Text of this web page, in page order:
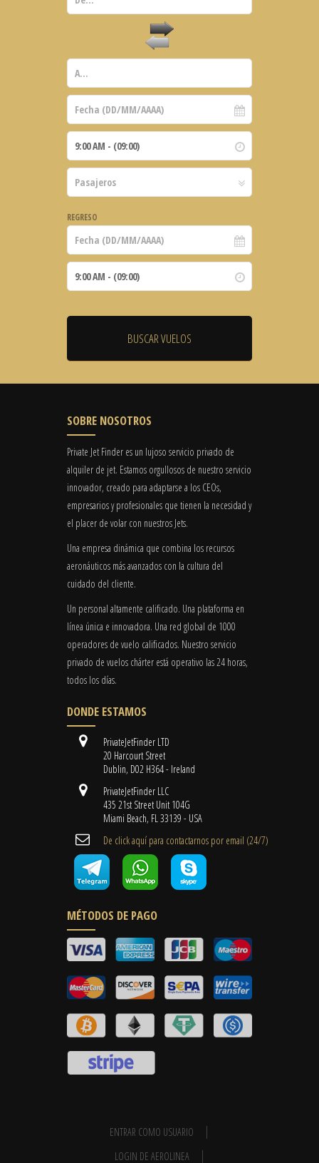
REGRESO
SOBRE NOSOTROS
Private Jet Finder es un lujoso servicio privado de
alquiler de jet. Estamos orgullosos de nuestro servicio
innovador, creado para adaptarse a los CEOs,
empresarios y profesionales que tienen la necesidad y
el placer de volar con nuestros Jets.
Una empresa dinámica que combina los recursos
aeronáuticos más avanzados con la cultura del
cuidado del cliente.
Un personal altamente calificado. Una plataforma en
línea única e innovadora. Una red global de 1000
operadores de vuelo calificados. Nuestro servicio
privado de vuelos chárter está operativo las 24 horas,
todos los días.
DONDE ESTAMOS
PrivateJetFinder LTD
20 Harcourt Street
Dublin, D02 H364 - Ireland
PrivateJetFinder LLC
435 21st Street Unit 104G
Miami Beach, FL 33139 - USA
De click aquí para contactarnos por email ​(24/7)
MÉTODOS DE PAGO
ENTRAR COMO USUARIO
LOGIN DE AEROLINEA